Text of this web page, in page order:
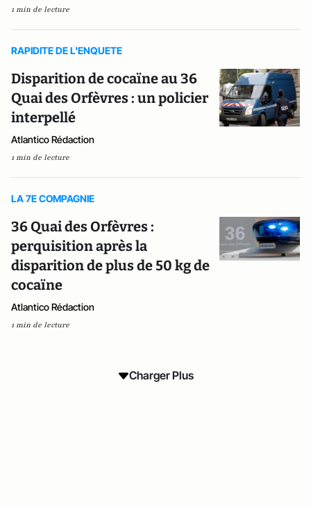
1 min de lecture
RAPIDITE DE L'ENQUETE
Disparition de cocaïne au 36
Quai des Orfèvres : un policier
interpellé
Atlantico Rédaction
1 min de lecture
LA 7E COMPAGNIE
36 Quai des Orfèvres :
perquisition après la
disparition de plus de 50 kg de
cocaïne
Atlantico Rédaction
1 min de lecture
Charger Plus